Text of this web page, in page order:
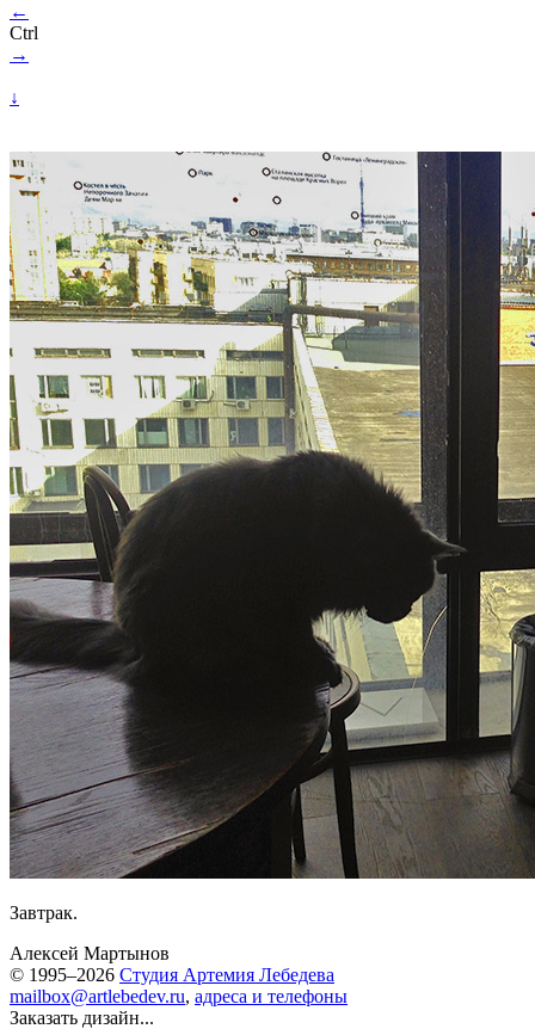
←
Ctrl
→
↓
Завтрак.
Алексей Мартынов
© 1995–2026 Студия Артемия Лебедева
mailbox@artlebedev.ru, адреса и телефоны
Заказать дизайн...